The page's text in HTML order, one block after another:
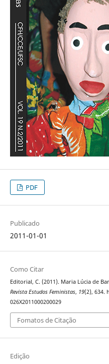
PDF
Publicado
2011-01-01
Como Citar
Editorial, C. (2011). Maria Lúcia de
Revista Estudos Feministas, 19(2), 634.
026X2011000200029
Fomatos de Citação
Edição